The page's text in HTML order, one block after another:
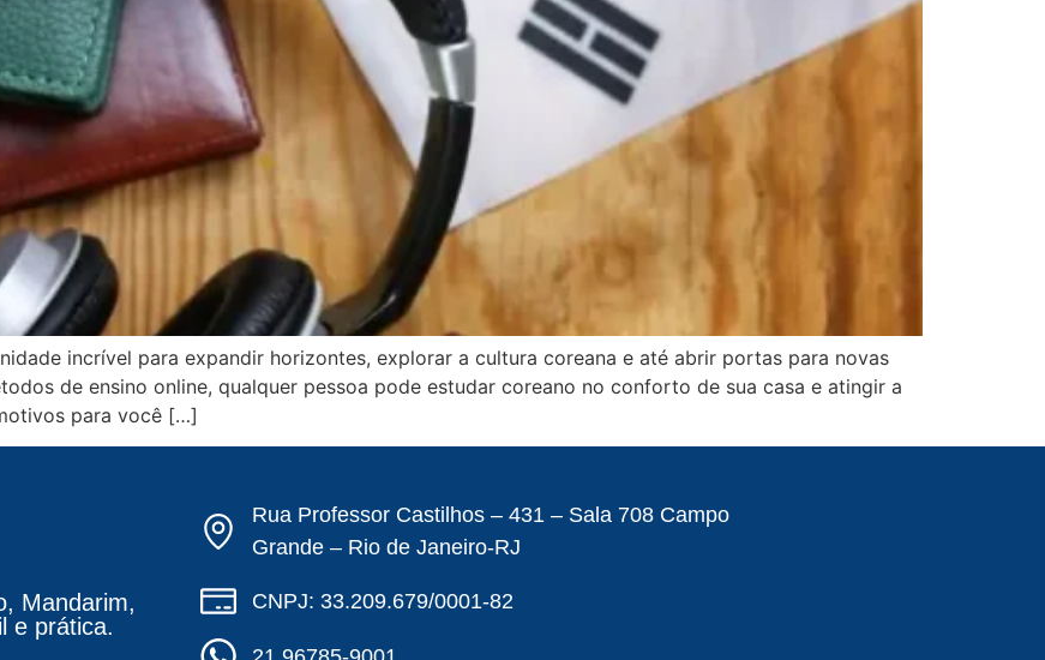
incrível para expandir horizontes, explorar a cultura coreana e até abrir portas para novas
de ensino online, qualquer pessoa pode estudar coreano no conforto de sua casa e atingir a
para você […]
Mandarim,
e prática.
Rua Professor Castilhos – 431 – Sala 708 Campo
Grande – Rio de Janeiro-RJ
CNPJ: 33.209.679/0001-82